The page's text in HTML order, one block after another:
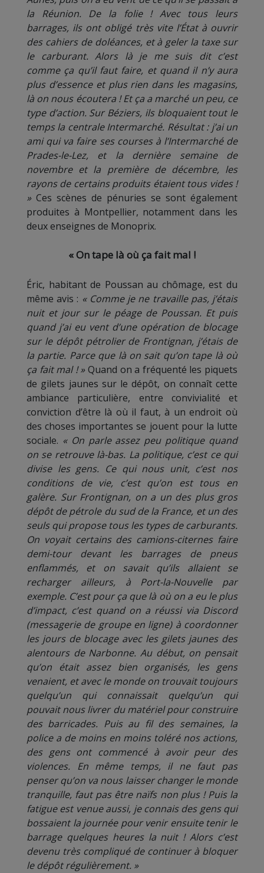
la Réunion. De la folie ! Avec tous leurs
barrages, ils ont obligé très vite l’État à ouvrir
des cahiers de doléances, et à geler la taxe sur
le carburant. Alors là je me suis dit c’est
comme ça qu’il faut faire, et quand il n’y aura
plus d’essence et plus rien dans les magasins,
là on nous écoutera ! Et ça a marché un peu, ce
type d’action. Sur Béziers, ils bloquaient tout le
temps la centrale Intermarché. Résultat : j’ai un
ami qui va faire ses courses à l’Intermarché de
Prades-le-Lez, et la dernière semaine de
novembre et la première de décembre, les
rayons de certains produits étaient tous vides !
»Ces scènes de pénuries se sont également
produites à Montpellier, notamment dans les
deux enseignes de Monoprix.
« On tape là où ça fait mal !
Éric, habitant de Poussan au chômage, est du
même avis : « Comme je ne travaille pas, j’étais
nuit et jour sur le péage de Poussan. Et puis
quand j’ai eu vent d’une opération de blocage
sur le dépôt pétrolier de Frontignan, j’étais de
la partie. Parce que là on sait qu’on tape là où
ça fait mal ! »Quand on a fréquenté les piquets
de gilets jaunes sur le dépôt, on connaît cette
ambiance particulière, entre convivialité et
conviction d’être là où il faut, à un endroit où
des choses importantes se jouent pour la lutte
sociale. « On parle assez peu politique quand
on se retrouve là-bas. La politique, c’est ce qui
divise les gens. Ce qui nous unit, c’est nos
conditions de vie, c’est qu’on est tous en
galère. Sur Frontignan, on a un des plus gros
dépôt de pétrole du sud de la France, et un des
seuls qui propose tous les types de carburants.
On voyait certains des camions-citernes faire
demi-tour devant les barrages de pneus
enflammés, et on savait qu’ils allaient se
recharger ailleurs, à Port-la-Nouvelle par
exemple. C’est pour ça que là où on a eu le plus
d’impact, c’est quand on a réussi via Discord
(messagerie de groupe en ligne) à coordonner
les jours de blocage avec les gilets jaunes des
alentours de Narbonne. Au début, on pensait
qu’on était assez bien organisés, les gens
venaient, et avec le monde on trouvait toujours
quelqu’un qui connaissait quelqu’un qui
pouvait nous livrer du matériel pour construire
des barricades. Puis au fil des semaines, la
police a de moins en moins toléré nos actions,
des gens ont commencé à avoir peur des
violences. En même temps, il ne faut pas
penser qu’on va nous laisser changer le monde
tranquille, faut pas être naïfs non plus ! Puis la
fatigue est venue aussi, je connais des gens qui
bossaient la journée pour venir ensuite tenir le
barrage quelques heures la nuit ! Alors c’est
devenu très compliqué de continuer à bloquer
le dépôt régulièrement. »